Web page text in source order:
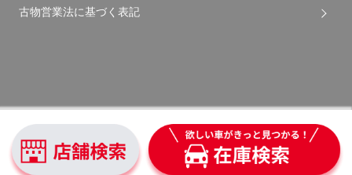
古物営業法に基づく表記